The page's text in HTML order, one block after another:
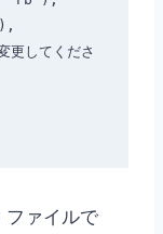
ファイルで